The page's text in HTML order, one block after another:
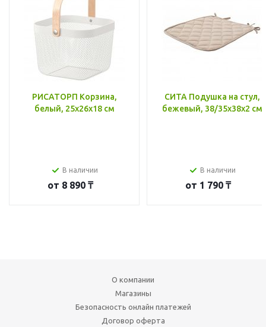
РИСАТОРП Корзина,
белый, 25x26x18 см
В наличии
от 8 890 ₸
СИТА Подушка на стул,
бежевый, 38/35x38x2 см
В наличии
от 1 790 ₸
О компании
Магазины
Безопасность онлайн платежей
Договор оферта